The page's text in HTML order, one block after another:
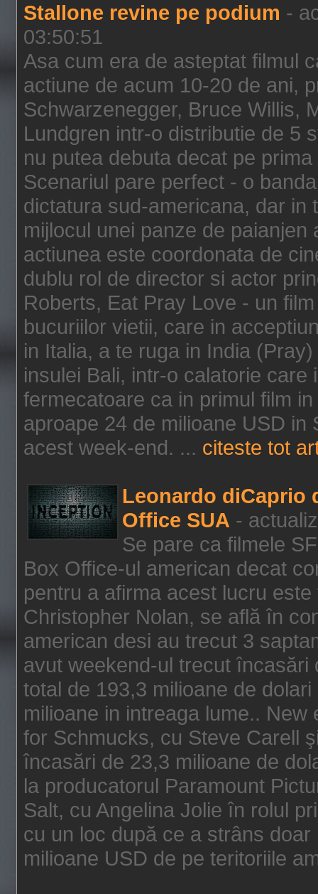
Stallone revine pe podium -
03:50:51
Asa cum era de asteptat filmul
actiune de acum 10-20 de ani,
Schwarzenegger, Bruce Willis,
Lundgren intr-o distributie de 5
nu putea debuta decat pe
Scenariul pare perfect - o
dictatura sud-americana, dar in
mijlocul unei panze de
actiunea este coordonata de
dublu rol de director si actor
Roberts, Eat Pray Love - un
bucuriilor vietii, care in
in Italia, a te ruga in India
insulei Bali, intr-o calatorie
fermecatoare ca in primul film
aproape 24 de milioane USD in
acest week-end. ... citeste tot
Leonardo diCaprio
Office SUA -
Se pare ca filmele
Box Office-ul american decat
pentru a afirma acest lucru
Christopher Nolan, se află în
american desi au trecut 3
avut weekend-ul trecut încasări
total de 193,3 milioane de
milioane in intreaga lume..
for Schmucks, cu Steve Carell
încasări de 23,3 milioane de
la producatorul Paramount
Salt, cu Angelina Jolie în rolul
cu un loc după ce a strâns
milioane USD de pe teritoriile